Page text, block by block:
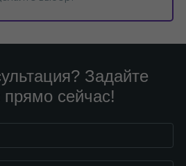
Задайте
прямо сейчас!